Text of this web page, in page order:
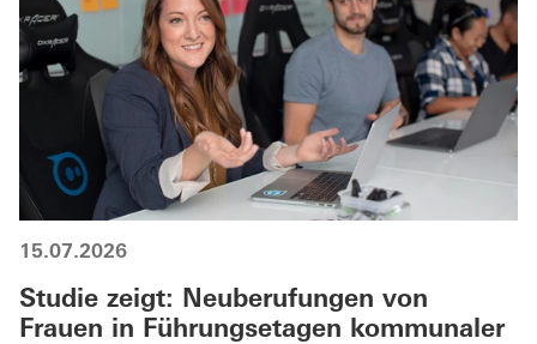
15.07.2026
Studie zeigt: Neuberufungen von
Frauen in Führungsetagen kommunaler